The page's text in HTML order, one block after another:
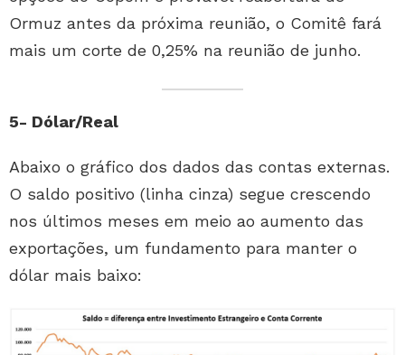
Ormuz antes da próxima reunião, o Comitê fará
mais um corte de 0,25% na reunião de junho.
5- Dólar/Real
Abaixo o gráfico dos dados das contas externas.
O saldo positivo (linha cinza) segue crescendo
nos últimos meses em meio ao aumento das
exportações, um fundamento para manter o
dólar mais baixo: